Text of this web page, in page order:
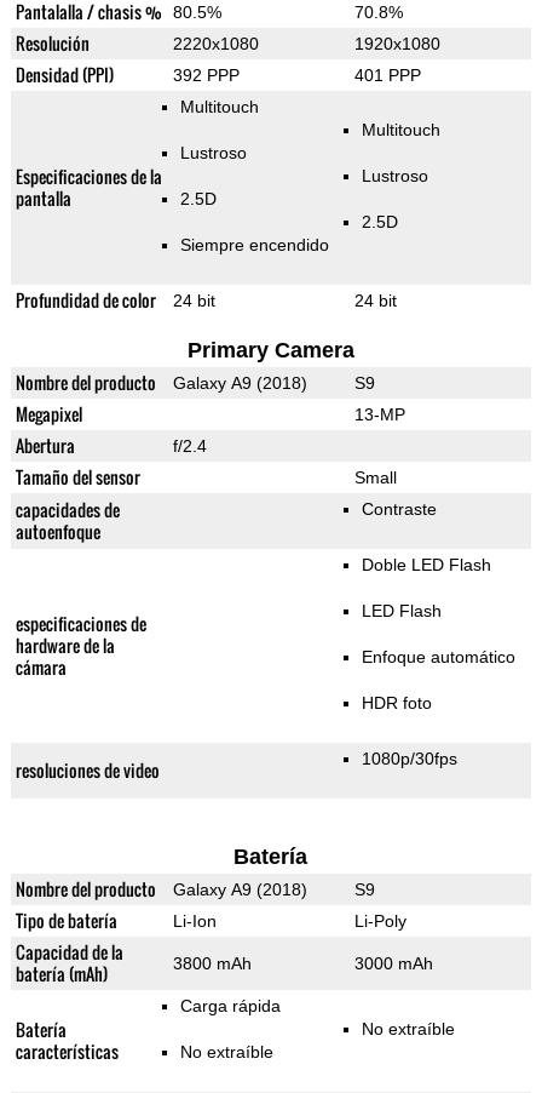
Pantalalla / chasis % 80.5% 70.8%
Resolución 2220x1080 1920x1080
Densidad (PPI) 392 PPP 401 PPP
Especificaciones de la
pantalla
Multitouch
Lustroso
2.5D
Siempre encendido
Multitouch
Lustroso
2.5D
Profundidad de color 24 bit 24 bit
Primary Camera
Nombre del producto Galaxy A9 (2018) S9
Megapixel 13-MP
Abertura f/2.4
Tamaño del sensor Small
capacidades de
autoenfoque
Contraste
especificaciones de
hardware de la
cámara
Doble LED Flash
LED Flash
Enfoque automático
HDR foto
resoluciones de video 1080p/30fps
Batería
Nombre del producto Galaxy A9 (2018) S9
Tipo de batería Li-Ion Li-Poly
Capacidad de la
batería (mAh)
3800 mAh 3000 mAh
Batería
características
Carga rápida
No extraíble
No extraíble